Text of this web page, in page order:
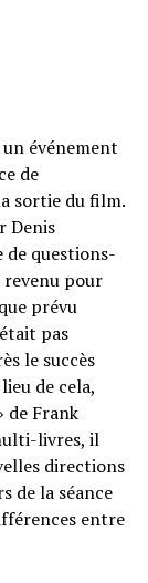
événement
de
sortie du film.
Denis
de questions-
revenu pour
prévu
pas
le succès
de cela,
de Frank
livres, il
directions
de la séance
entre